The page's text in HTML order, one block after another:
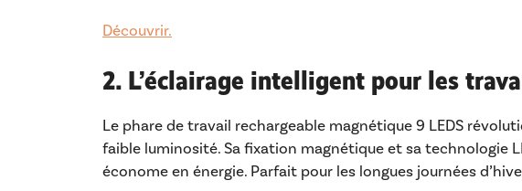
Découvrir.
2. L’éclairage intelligent pour les
Le phare de travail rechargeable magnétique 9 LEDS
faible luminosité. Sa fixation magnétique et sa technologie
économe en énergie. Parfait pour les longues journées